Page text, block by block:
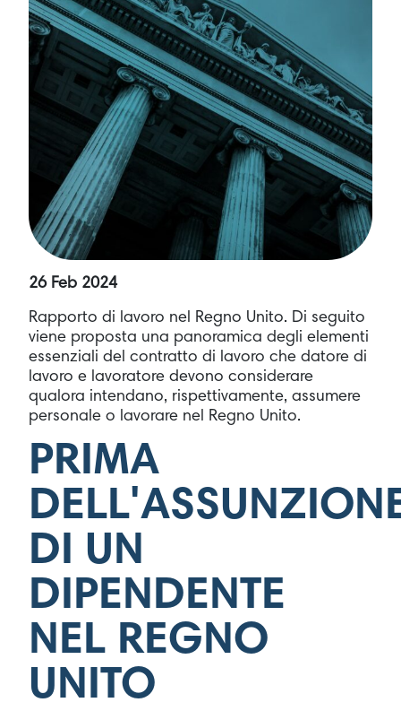
26 Feb 2024
Rapporto di lavoro nel Regno Unito. Di seguito
viene proposta una panoramica degli elementi
essenziali del contratto di lavoro che datore di
lavoro e lavoratore devono considerare
qualora intendano, rispettivamente, assumere
personale o lavorare nel Regno Unito.
PRIMA
DI UN
DIPENDENTE
NEL REGNO
UNITO